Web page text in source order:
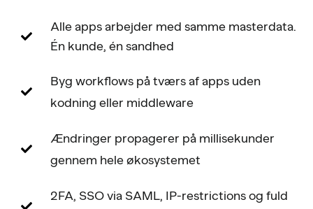
Alle apps arbejder med samme masterdata.
Én kunde, én sandhed
Byg workflows på tværs af apps uden
kodning eller middleware
Ændringer propagerer på millisekunder
gennem hele økosystemet
2FA, SSO via SAML, IP-restrictions og fuld